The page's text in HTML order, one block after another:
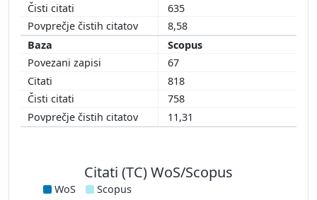
635
8,58
Scopus
67
818
758
11,31
Citati (TC) WoS/Scopus
WoS Scopus